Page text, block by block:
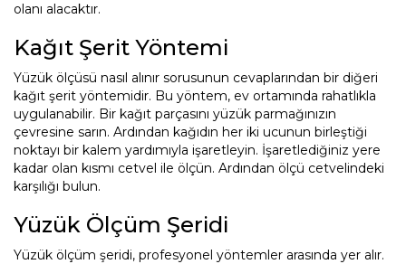
olanı alacaktır.
Kağıt Şerit Yöntemi
Yüzük ölçüsü nasıl alınır sorusunun cevaplarından bir diğeri
kağıt şerit yöntemidir. Bu yöntem, ev ortamında rahatlıkla
uygulanabilir. Bir kağıt parçasını yüzük parmağınızın
çevresine sarın. Ardından kağıdın her iki ucunun birleştiği
noktayı bir kalem yardımıyla işaretleyin. İşaretlediğiniz yere
kadar olan kısmı cetvel ile ölçün. Ardından ölçü cetvelindeki
karşılığı bulun.
Yüzük Ölçüm Şeridi
Yüzük ölçüm şeridi, profesyonel yöntemler arasında yer alır.